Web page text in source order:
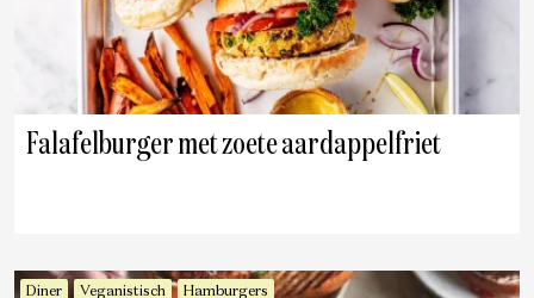
Falafelburger met zoete aardappelfriet
Diner Veganistisch Hamburgers